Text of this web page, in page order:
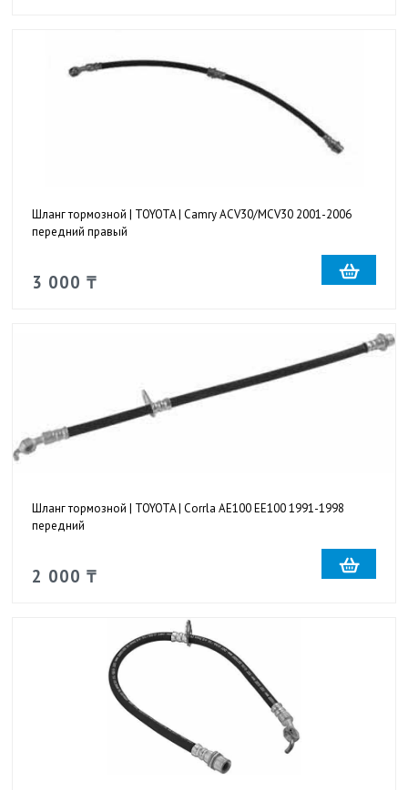
Шланг тормозной | TOYOTA | Camry ACV30/MCV30 2001-2006
передний правый
3 000 ₸
Шланг тормозной | TOYOTA | Corrla AE100 EE100 1991-1998
передний
2 000 ₸